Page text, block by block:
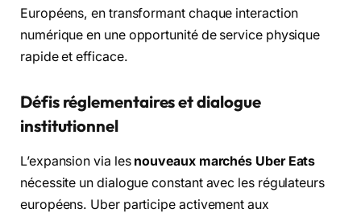
Européens, en transformant chaque interaction
numérique en une opportunité de service physique
rapide et efficace.
Défis réglementaires et dialogue
institutionnel
L’expansion via les nouveaux marchés Uber Eats
nécessite un dialogue constant avec les régulateurs
européens. Uber participe activement aux